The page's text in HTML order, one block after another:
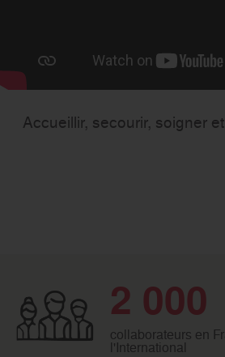
Accueillir, secourir, soigner
2 000
collaborateurs en
l'International